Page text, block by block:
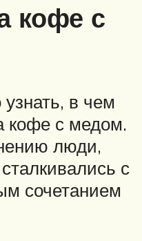
кофе с
в чем
кофе с медом.
люди,
с
сочетанием